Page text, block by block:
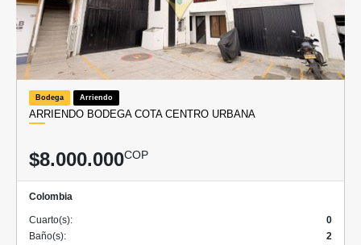
Bodega Arriendo
ARRIENDO BODEGA COTA CENTRO URBANA
$8.000.000COP
Colombia
Cuarto(s):
0
Baño(s):
2